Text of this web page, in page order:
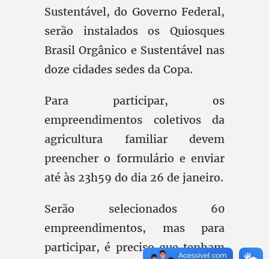
Sustentável, do Governo Federal,
serão instalados os Quiosques
Brasil Orgânico e Sustentável nas
doze cidades sedes da Copa.
Para participar, os
empreendimentos coletivos da
agricultura familiar devem
preencher o formulário e enviar
até às 23h59 do dia 26 de janeiro.
Serão selecionados 60
empreendimentos, mas para
participar, é preciso que tenham